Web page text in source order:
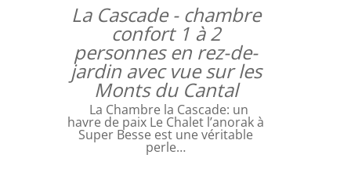
La Cascade - chambre
confort 1 à 2
personnes en rez-de-
jardin avec vue sur les
Monts du Cantal
La Chambre la Cascade: un
havre de paix Le Chalet l’anorak à
Super Besse est une véritable
perle…